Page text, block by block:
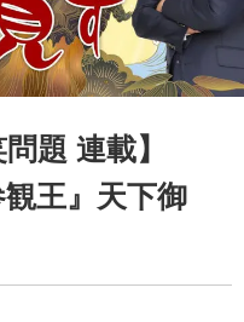
題 連載】
観王』天下御